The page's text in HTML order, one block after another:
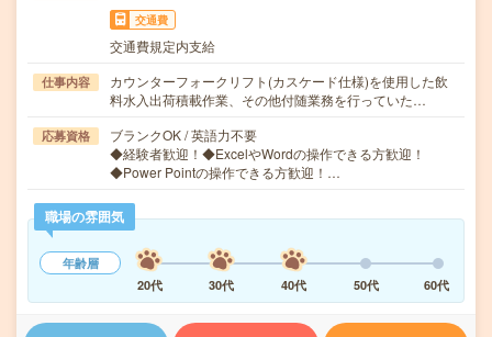
交通費
交通費規定内支給
仕事内容
カウンターフォークリフト(カスケード仕様)を使用した飲
料水入出荷積載作業、その他付随業務を行っていた…
応募資格
ブランクOK / 英語力不要
◆経験者歓迎！◆ExcelやWordの操作できる方歓迎！
◆Power Pointの操作できる方歓迎！…
職場の雰囲気
年齢層
20代
30代 40代 50代 60代